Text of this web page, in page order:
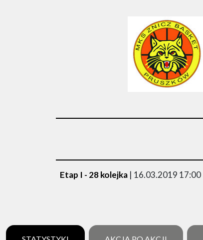
Etap I - 28 kolejka | 16.03.2019 17:00